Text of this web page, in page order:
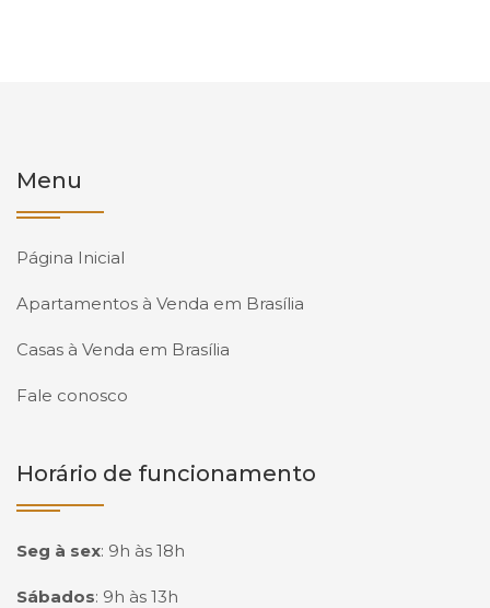
Menu
Página Inicial
Apartamentos à Venda em Brasília
Casas à Venda em Brasília
Fale conosco
Horário de funcionamento
Seg à sex: 9h às 18h
Sábados: 9h às 13h